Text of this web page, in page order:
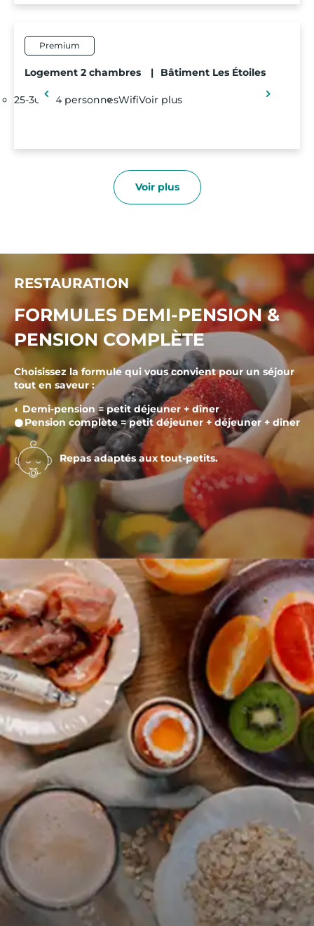
Premium
Logement 2 chambres | Bâtiment Les Étoiles
25-30m² 4 personnesWifiVoir plus
Voir plus
RESTAURATION
FORMULES DEMI-PENSION &
PENSION COMPLÈTE
Choisissez la formule qui vous convient pour un séjour
tout en saveur :
◐ Demi-pension = petit déjeuner + dîner
𒊹Pension complète = petit déjeuner + déjeuner + dîner
Repas adaptés aux tout-petits.